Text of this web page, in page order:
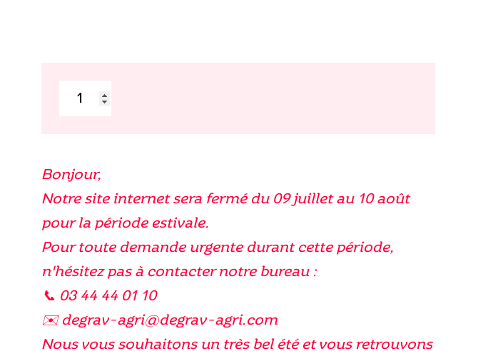
System
Bonjour,
Notre site internet sera fermé du 09 juillet au 10 août
pour la période estivale.
Pour toute demande urgente durant cette période,
n'hésitez pas à contacter notre bureau :
📞 03 44 44 01 10
✉️ degrav-agri@degrav-agri.com
Nous vous souhaitons un très bel été et vous retrouvons